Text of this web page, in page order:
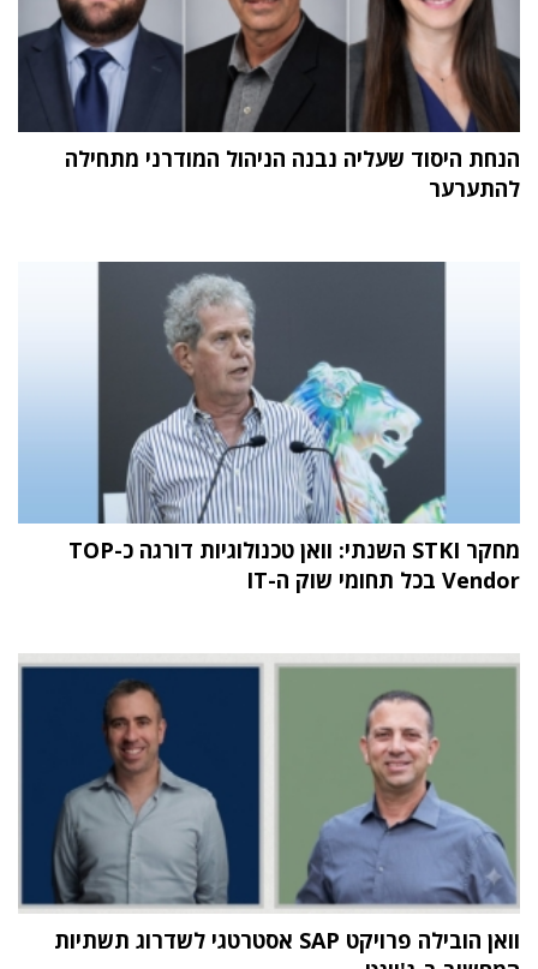
הנחת היסוד שעליה נבנה הניהול המודרני מתחילה
להתערער
מחקר STKI השנתי: וואן טכנולוגיות דורגה כ-TOP
Vendor בכל תחומי שוק ה-IT
וואן הובילה פרויקט SAP אסטרטגי לשדרוג תשתיות